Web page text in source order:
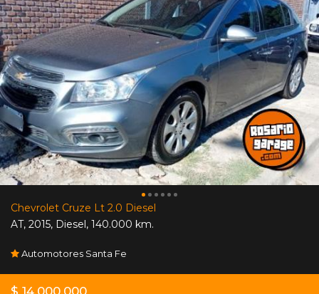
Chevrolet Cruze Lt 2.0 Diesel
AT, 2015, Diesel, 140.000 km.
Automotores Santa Fe